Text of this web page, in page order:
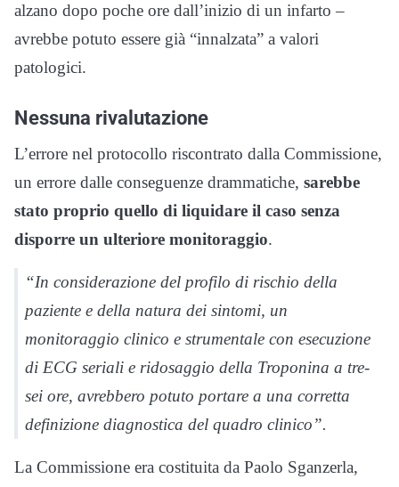
alzano dopo poche ore dall’inizio di un infarto –
avrebbe potuto essere già “innalzata” a valori
patologici.
Nessuna rivalutazione
L’errore nel protocollo riscontrato dalla Commissione,
un errore dalle conseguenze drammatiche, sarebbe
stato proprio quello di liquidare il caso senza
disporre un ulteriore monitoraggio.
“In considerazione del profilo di rischio della
paziente e della natura dei sintomi, un
monitoraggio clinico e strumentale con esecuzione
di ECG seriali e ridosaggio della Troponina a tre-
sei ore, avrebbero potuto portare a una corretta
definizione diagnostica del quadro clinico”.
La Commissione era costituita da Paolo Sganzerla,